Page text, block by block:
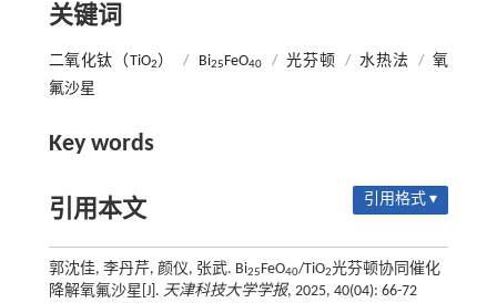
关键词
二氧化钛（TiO2） / Bi25FeO40 / 光芬顿 / 水热法 / 氧
氟沙星
Key words
引用本文 引用格式 ▾
郭沈佳, 李丹芹, 颜仪, 张武. Bi25FeO40/TiO2光芬顿协同催化
降解氧氟沙星[J]. 天津科技大学学报, 2025, 40(04): 66-72